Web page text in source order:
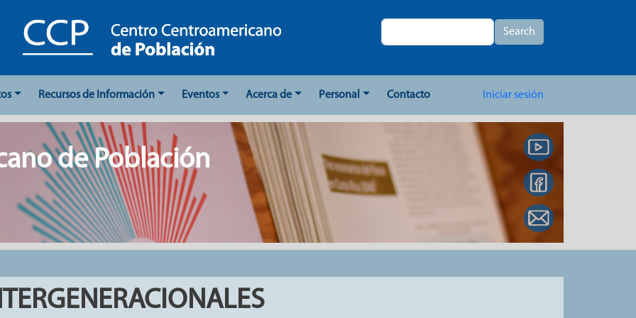
Search
Search
Recursos de Información Eventos Acerca de Personal Contacto User account
Iniciar sesión
de Población